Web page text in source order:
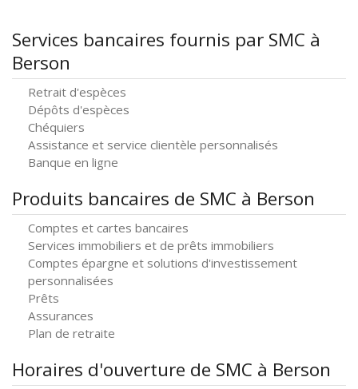
Services bancaires fournis par SMC à
Berson
Retrait d'espèces
Dépôts d'espèces
Chéquiers
Assistance et service clientèle personnalisés
Banque en ligne
Produits bancaires de SMC à Berson
Comptes et cartes bancaires
Services immobiliers et de prêts immobiliers
Comptes épargne et solutions d'investissement
personnalisées
Prêts
Assurances
Plan de retraite
Horaires d'ouverture de SMC à Berson